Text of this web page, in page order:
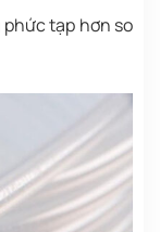
tạp hơn so